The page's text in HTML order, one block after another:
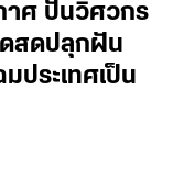
าศ ปั้นวิศวกร
สดปลุกฝัน
ประเทศเป็น